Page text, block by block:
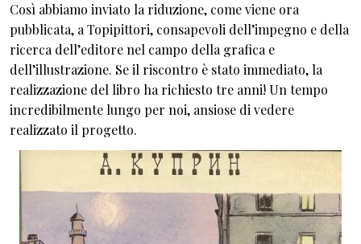
Così abbiamo inviato la riduzione, come viene ora
pubblicata, a Topipittori, consapevoli dell’impegno e della
ricerca dell’editore nel campo della grafica e
dell’illustrazione. Se il riscontro è stato immediato, la
realizzazione del libro ha richiesto tre anni! Un tempo
incredibilmente lungo per noi, ansiose di vedere
realizzato il progetto.